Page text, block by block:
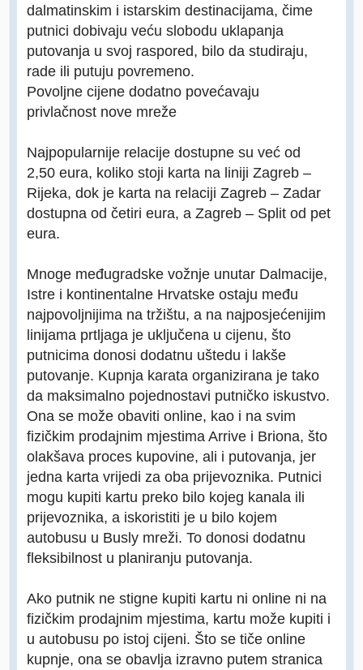
dalmatinskim i istarskim destinacijama, čime
putnici dobivaju veću slobodu uklapanja
putovanja u svoj raspored, bilo da studiraju,
rade ili putuju povremeno.
Povoljne cijene dodatno povećavaju
privlačnost nove mreže
Najpopularnije relacije dostupne su već od
2,50 eura, koliko stoji karta na liniji Zagreb –
Rijeka, dok je karta na relaciji Zagreb – Zadar
dostupna od četiri eura, a Zagreb – Split od pet
eura.
Mnoge međugradske vožnje unutar Dalmacije,
Istre i kontinentalne Hrvatske ostaju među
najpovoljnijima na tržištu, a na najposjećenijim
linijama prtljaga je uključena u cijenu, što
putnicima donosi dodatnu uštedu i lakše
putovanje. Kupnja karata organizirana je tako
da maksimalno pojednostavi putničko iskustvo.
Ona se može obaviti online, kao i na svim
fizičkim prodajnim mjestima Arrive i Briona, što
olakšava proces kupovine, ali i putovanja, jer
jedna karta vrijedi za oba prijevoznika. Putnici
mogu kupiti kartu preko bilo kojeg kanala ili
prijevoznika, a iskoristiti je u bilo kojem
autobusu u Busly mreži. To donosi dodatnu
fleksibilnost u planiranju putovanja.
Ako putnik ne stigne kupiti kartu ni online ni na
fizičkim prodajnim mjestima, kartu može kupiti i
u autobusu po istoj cijeni. Što se tiče online
kupnje, ona se obavlja izravno putem stranica